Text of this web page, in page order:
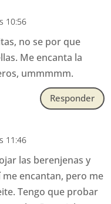
10:56
no se por que
Me encanta la
ummmmm.
Responder
11:46
las berenjenas y
me encantan, pero me
Tengo que probar